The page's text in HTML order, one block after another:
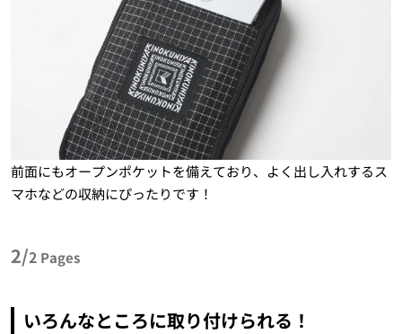
前面にもオープンポケットを備えており、よく出し入れするス
マホなどの収納にぴったりです！
2/2 Pages
いろんなところに取り付けられる！